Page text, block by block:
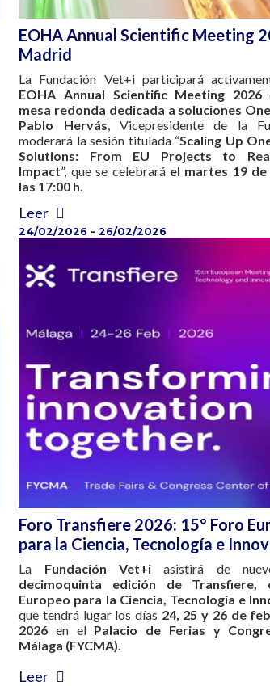
EOHA Annual Scientific Meeting
Madrid
La Fundación Vet+i participará
EOHA Annual Scientific Meeting 2026
mesa redonda dedicada a soluciones
Pablo Hervás, Vicepresidente de la
moderará la sesión titulada “Scaling Up
Solutions: From EU Projects to
Impact”, que se celebrar el martes 19
las 17:00 h.
Leer
24/02/2026 - 26/02/2026
Foro Transfiere 2026: 15º Foro
para la Ciencia, Tecnología e
La Fundación Vet+i asistirá de
decimoquinta edición de Transfiere,
Europeo para la Ciencia, Tecnología e
que tendrá lugar los días 24, 25 y 26 de
2026 en el Palacio de Ferias y
Málaga (FYCMA).
Leer